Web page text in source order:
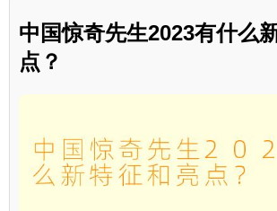
中国惊奇先生2023有什么
点？